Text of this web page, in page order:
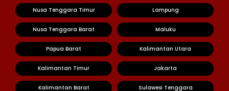
Nusa Tenggara Timur Lampung
Nusa Tenggara Barat Maluku
Papua Barat Kalimantan Utara
Kalimantan Timur Jakarta
Kalimantan Barat Sulawesi Tenggara